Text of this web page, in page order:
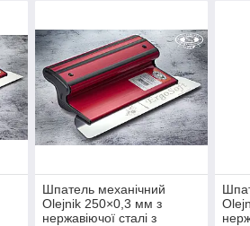
Шпатель механічний
Olejnik 250×0,3 мм з
нержавіючої сталі з